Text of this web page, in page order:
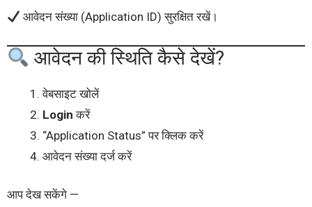
आवेदन संख्या (Application ID) सुरक्षित रखें।
आवेदन की स्थिति कैसे देखें?
वेबसाइट खोलें
Login करें
“Application Status” पर क्लिक करें
आवेदन संख्या दर्ज करें
आप देख सकेंगे —